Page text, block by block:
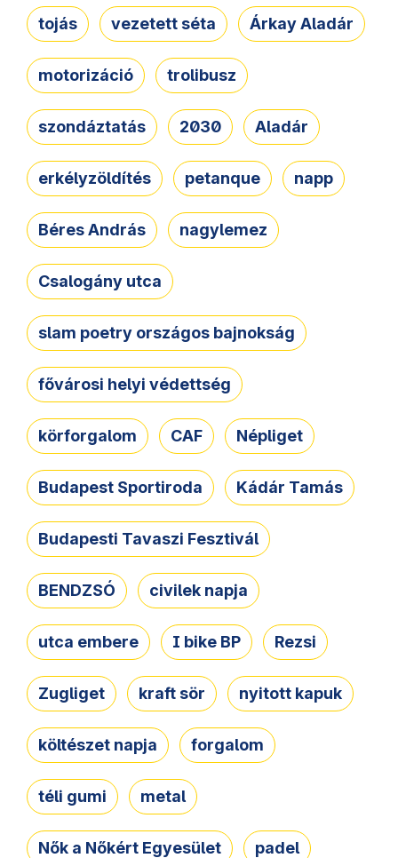
tojás vezetett séta Árkay Aladár
motorizáció trolibusz
szondáztatás 2030 Aladár
erkélyzöldítés petanque napp
Béres András nagylemez
Csalogány utca
slam poetry országos bajnokság
fővárosi helyi védettség
körforgalom CAF Népliget
Budapest Sportiroda Kádár Tamás
Budapesti Tavaszi Fesztivál
BENDZSÓ civilek napja
utca embere I bike BP Rezsi
Zugliget kraft sör nyitott kapuk
költészet napja forgalom
téli gumi metal
Nők a Nőkért Egyesület padel